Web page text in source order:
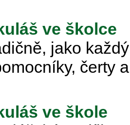
ve školce
jako
čerty
ve škole